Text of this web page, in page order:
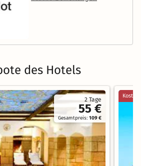
des Hotels
2 Tage
55 €
Gesamtpreis:109 €